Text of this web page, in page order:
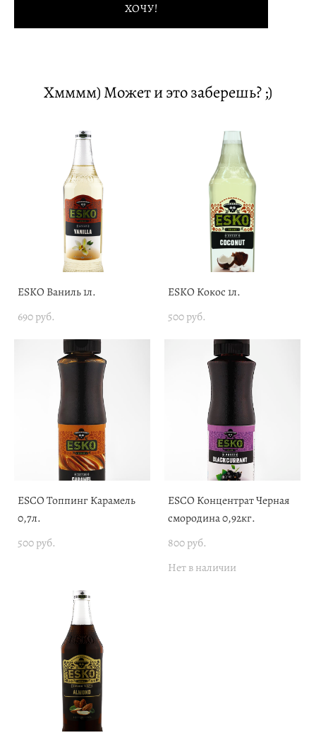
ХОЧУ!
Хмммм) Может и это заберешь? ;)
ESKO Ваниль 1л.
690 pуб.
ESKO Кокос 1л.
500 pуб.
ESCO Топпинг Карамель
0,7л.
500 pуб.
ESCO Концентрат Черная
смородина 0,92кг.
800 pуб.
Нет в наличии